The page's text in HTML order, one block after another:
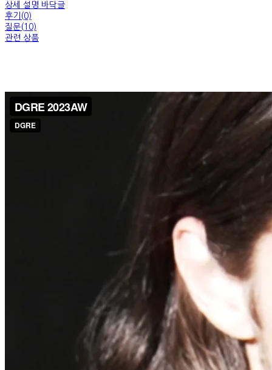
상세 설명 바닥글
후기(0)
질문(10)
관련 상품